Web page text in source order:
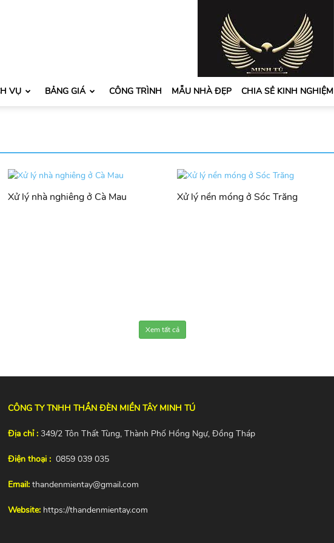
VỤ BẢNG GIÁ CÔNG TRÌNH MẪU NHÀ ĐẸP CHIA SẺ KINH NGHIỆM
Xử lý nhà nghiêng ở Cà Mau Xử lý nền móng ở Sóc Trăng
Xem tất cả
CÔNG TY TNHH THẦN ĐÈN MIỀN TÂY MINH TÚ
Địa chỉ : 349/2 Tôn Thất Tùng, Thành Phố Hồng Ngự, Đồng Tháp
Điện thoại : 0859 039 035
Email: thandenmientay@gmail.com
Website: https://thandenmientay.com